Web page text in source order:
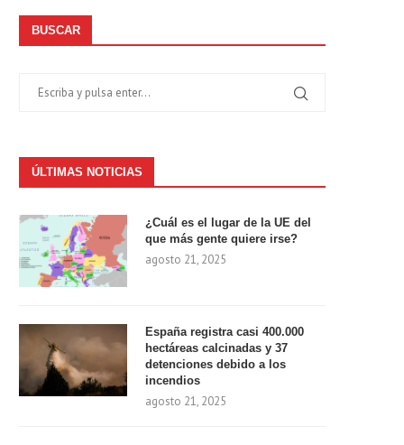
BUSCAR
ÚLTIMAS NOTICIAS
¿Cuál es el lugar de la UE del
que más gente quiere irse?
agosto 21, 2025
España registra casi 400.000
hectáreas calcinadas y 37
detenciones debido a los
incendios
agosto 21, 2025